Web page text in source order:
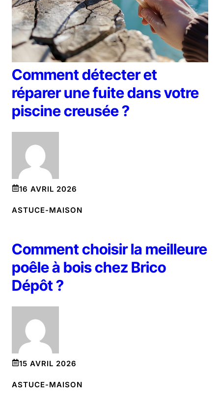
Comment détecter et
réparer une fuite dans votre
piscine creusée ?
16 AVRIL 2026
ASTUCE-MAISON
Comment choisir la meilleure
poêle à bois chez Brico
Dépôt ?
15 AVRIL 2026
ASTUCE-MAISON